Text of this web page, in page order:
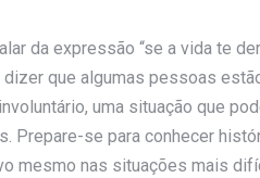
da expressão “se a vida te
dizer que algumas pessoas
uma situação que
Prepare-se para conhecer
mesmo nas situações mais